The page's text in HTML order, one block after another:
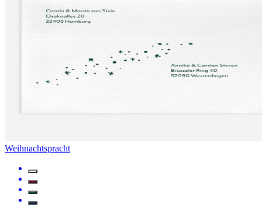
Weihnachtspracht